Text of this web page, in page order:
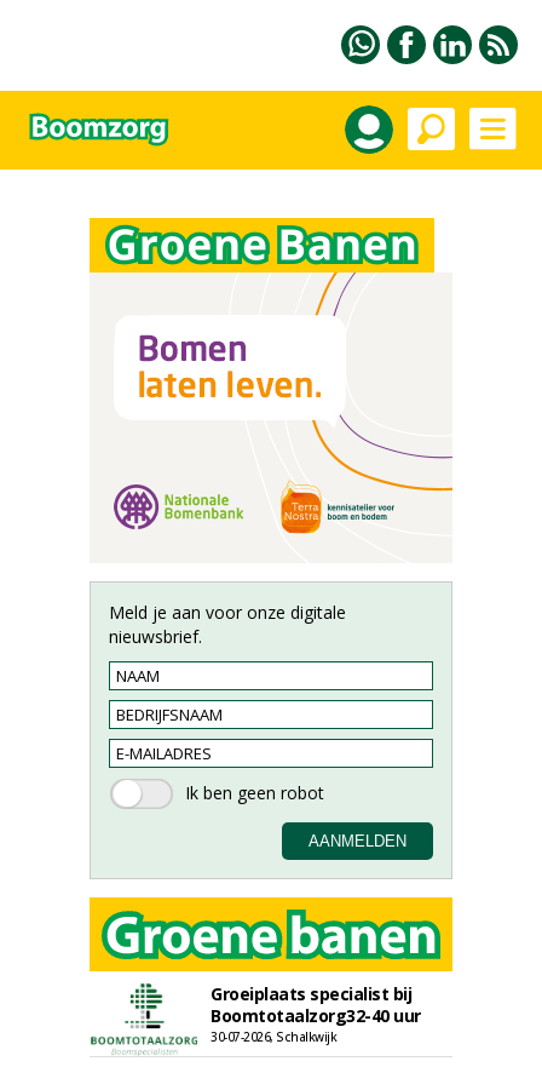
Meld je aan voor onze digitale
nieuwsbrief.
Groeiplaats specialist bij
Boomtotaalzorg32-40 uur
30-07-2026, Schalkwijk